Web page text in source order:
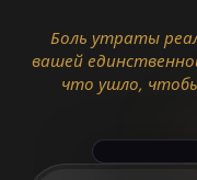
Боль утраты
вашей
что ушло,